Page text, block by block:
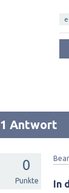
1 Antwort
0
Punkte In